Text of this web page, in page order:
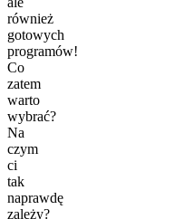
również
gotowych
programów!
Co
zatem
warto
wybrać?
Na
czym
ci
tak
naprawdę
zależy?